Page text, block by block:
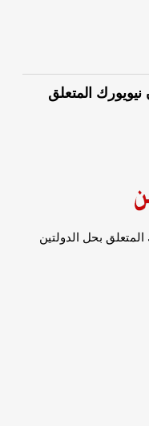
المتعلق
بحل الدولتين